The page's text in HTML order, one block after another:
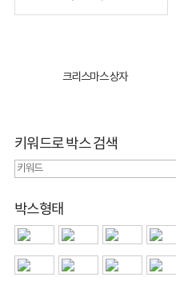
크리스마스 상자
키워드로 박스 검색
박스형태